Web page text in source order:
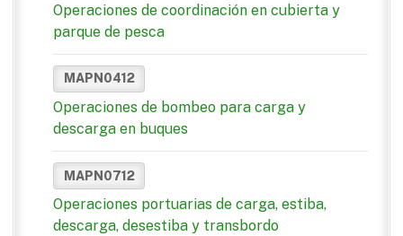
Operaciones de coordinación en cubierta y
parque de pesca
MAPN0412
Operaciones de bombeo para carga y
descarga en buques
MAPN0712
Operaciones portuarias de carga, estiba,
descarga, desestiba y transbordo